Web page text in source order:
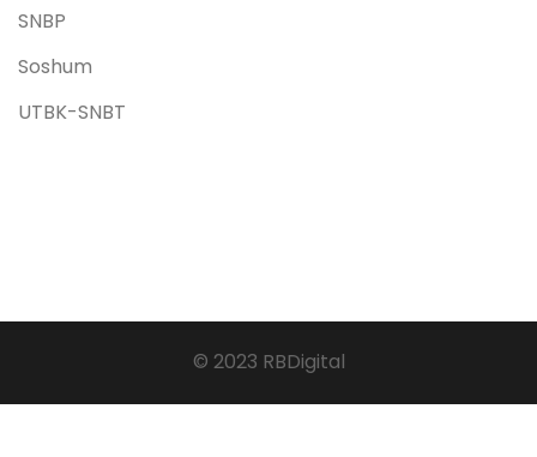
SNBP
Soshum
UTBK-SNBT
© 2023 RBDigital